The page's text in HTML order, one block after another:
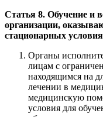
Статья 8. Обучение и
организации,
стационарных
Органы
лицам с
находящимся на
лечении в
медицинскую
условия для